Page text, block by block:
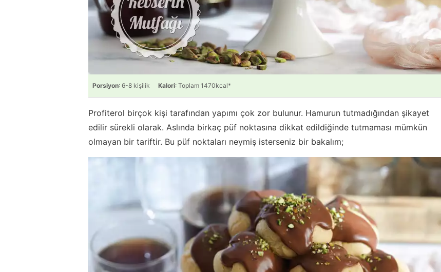
Porsiyon: 6-8 kişilik Kalori: Toplam 1470kcal*
Profiterol birçok kişi tarafından yapımı çok zor bulunur. Hamurun tutmadığından şikayet
edilir sürekli olarak. Aslında birkaç püf noktasına dikkat edildiğinde tutmaması mümkün
olmayan bir tariftir. Bu püf noktaları neymiş isterseniz bir bakalım;